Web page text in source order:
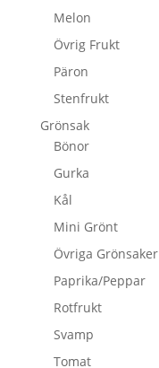
Melon
Övrig Frukt
Päron
Stenfrukt
Grönsak
Bönor
Gurka
Kål
Mini Grönt
Övriga Grönsaker
Paprika/Peppar
Rotfrukt
Svamp
Tomat